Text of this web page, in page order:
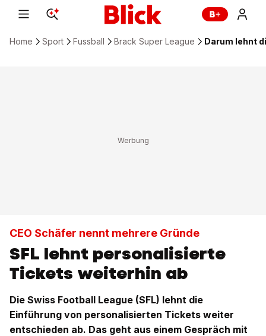
Home Sport Fussball Brack Super League Darum lehnt
CEO Schäfer nennt mehrere Gründe
SFL lehnt personalisierte
Tickets weiterhin ab
Die Swiss Football League (SFL) lehnt die
Einführung von personalisierten Tickets weiter
entschieden ab. Das geht aus einem Gespräch mit